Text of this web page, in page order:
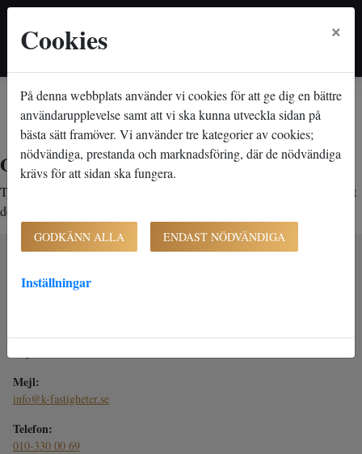
Hem Lediga lägenheter Objektsdetalj
Objektsdetalj
Objektet kan ej visas
Tyvärr kan inte objektet du efterfrågade visas. Det kan t.ex. bero på att
det inte längre finns tillgängligt att söka.
281 43 Hässleholm
Mejl:
info@k-fastigheter.se
Telefon:
010-330 00 69
Cookies ×
På denna webbplats använder vi cookies för att ge dig en bättre
användarupplevelse samt att vi ska kunna utveckla sidan på
bästa sätt framöver. Vi använder tre kategorier av cookies;
nödvändiga, prestanda och marknadsföring, där de nödvändiga
krävs för att sidan ska fungera.
GODKÄNN ALLA ENDAST NÖDVÄNDIGA
Inställningar